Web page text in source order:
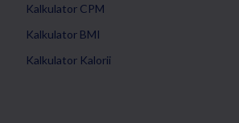
Kalkulator CPM
Kalkulator BMI
Kalkulator Kalorii